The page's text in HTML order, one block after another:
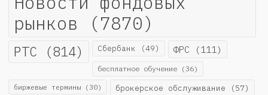
рынков (7870)
РТС (814) Сбербанк (49) ФРС (111)
бесплатное обучение (36)
биржевые термины (30) брокерское обслуживание (57)